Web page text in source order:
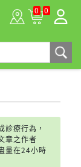
0 0
診療行為，
章之作者
量在24小時